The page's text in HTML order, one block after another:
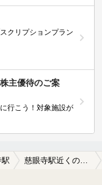
クリプションプラン
主優待のご案
行こう！対象施設が
駅